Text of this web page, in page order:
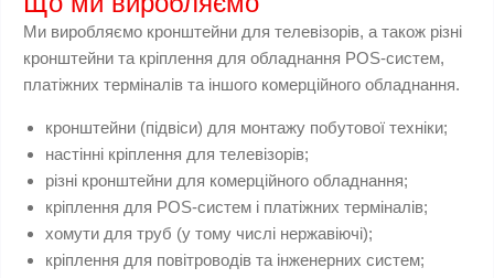
Ми виробляємо кронштейни для телевізорів, а також різні
кронштейни та кріплення для обладнання POS-систем,
платіжних терміналів та іншого комерційного обладнання.
кронштейни (підвіси) для монтажу побутової техніки;
настінні кріплення для телевізорів;
різні кронштейни для комерційного обладнання;
кріплення для POS-систем і платіжних терміналів;
хомути для труб (у тому числі нержавіючі);
кріплення для повітроводів та інженерних систем;